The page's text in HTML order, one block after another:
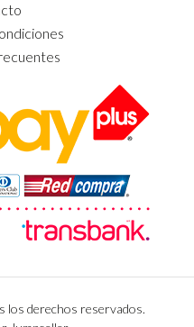
los derechos reservados.